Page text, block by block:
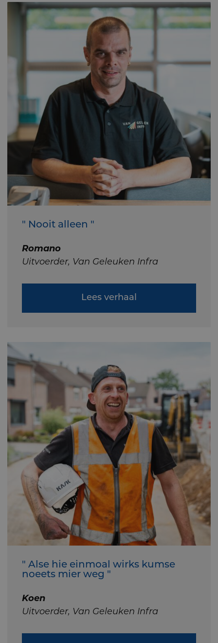
" Nooit alleen "
Romano
Uitvoerder, Van Geleuken Infra
Lees verhaal
" Alse hie einmoal wirks kumse
noeets mier weg "
Koen
Uitvoerder, Van Geleuken Infra